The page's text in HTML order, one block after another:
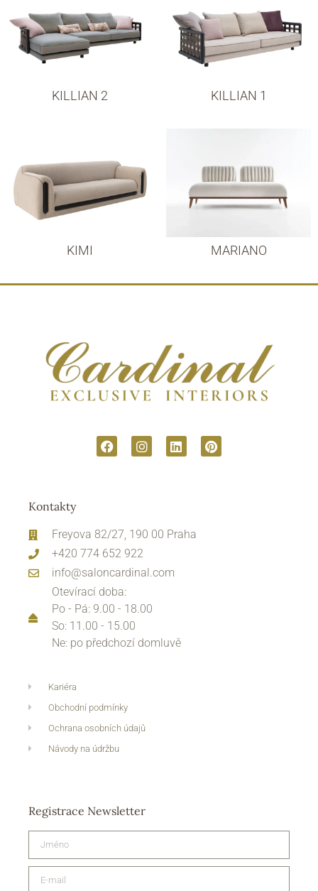
KILLIAN 2 KILLIAN 1
KIMI MARIANO
Kontakty
Freyova 82/27, 190 00 Praha
+420 774 652 922
info@saloncardinal.com
Otevírací doba:
Po - Pá: 9.00 - 18.00
So: 11.00 - 15.00
Ne: po předchozí domluvě
Kariéra
Obchodní podmínky
Ochrana osobních údajů
Návody na údržbu
Registrace Newsletter